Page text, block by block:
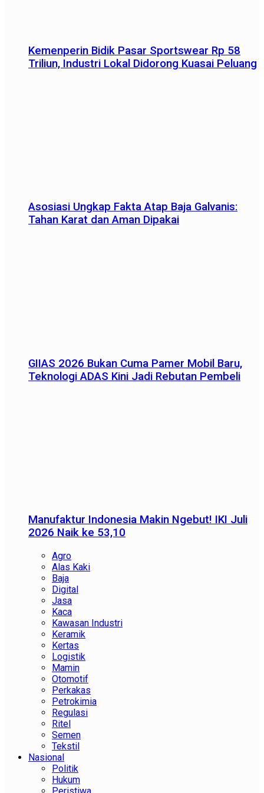
Kemenperin Bidik Pasar Sportswear Rp 58
Triliun, Industri Lokal Didorong Kuasai Peluang
Asosiasi Ungkap Fakta Atap Baja Galvanis:
Tahan Karat dan Aman Dipakai
GIIAS 2026 Bukan Cuma Pamer Mobil Baru,
Teknologi ADAS Kini Jadi Rebutan Pembeli
Manufaktur Indonesia Makin Ngebut! IKI Juli
2026 Naik ke 53,10
Agro
Alas Kaki
Baja
Digital
Jasa
Kaca
Kawasan Industri
Keramik
Kertas
Logistik
Mamin
Otomotif
Perkakas
Petrokimia
Regulasi
Ritel
Semen
Tekstil
Nasional
Politik
Hukum